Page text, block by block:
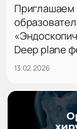
Приглашаем
Deep plane
13.02.2026